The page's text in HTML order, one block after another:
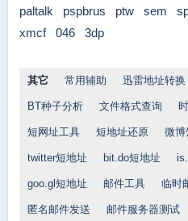
paltalk
pspbrus ptw sem
xmcf
046 3dp
其它 常用辅助 迅雷地址转换
BT种子分析 文件格式查询
短网址工具 短地址还原 微博
twitter短地址 bit.do短地址
goo.gl短地址 邮件工具 临时
匿名邮件发送 邮件服务器测试